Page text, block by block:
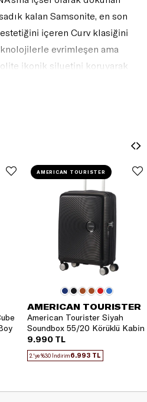
kalan Samsonite, en son
içeren Curv klasiğini
evrimleşen ama
ikonik siluetini koruyarak
daha hafif! Tüm bu
images/engl/grfx/
>
AMERICAN TOURISTER
American Tourister Siyah
Soundbox 55/20 Körüklü Kabin
Boy Valiz
9.990 TL
2.'ye %30 İndirim6.993 TL
AMERICAN TOURISTER